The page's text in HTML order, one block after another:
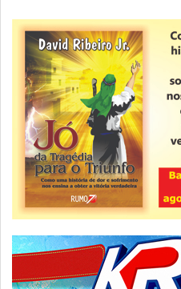
Novidade
CNPJ
nesta sexta
ver todas »